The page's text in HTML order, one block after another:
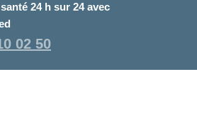
24 h sur 24 avec
02 50